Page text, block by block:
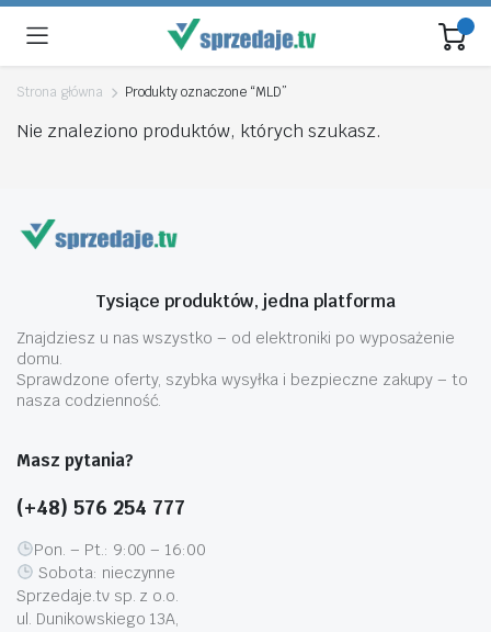
Strona główna Produkty oznaczone “MLD”
Nie znaleziono produktów, których szukasz.
Tysiące produktów, jedna platforma
Znajdziesz u nas wszystko – od elektroniki po wyposażenie
domu.
Sprawdzone oferty, szybka wysyłka i bezpieczne zakupy – to
nasza codzienność.
Masz pytania?
(+48) 576 254 777
Pon. – Pt.: 9:00 – 16:00
Sobota: nieczynne
Sprzedaje.tv sp. z o.o.
ul. Dunikowskiego 13A,